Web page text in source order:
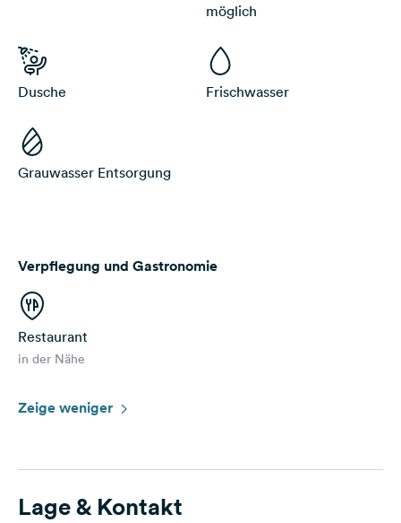
möglich
Dusche Frischwasser
Grauwasser Entsorgung
Verpflegung und Gastronomie
Restaurant
in der Nähe
Zeige weniger
Lage & Kontakt